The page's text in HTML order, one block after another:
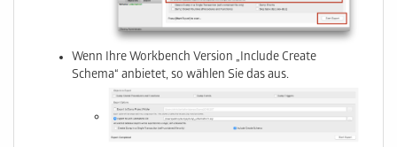
Wenn Ihre Workbench Version „Include Create
Schema“ anbietet, so wählen Sie das aus.